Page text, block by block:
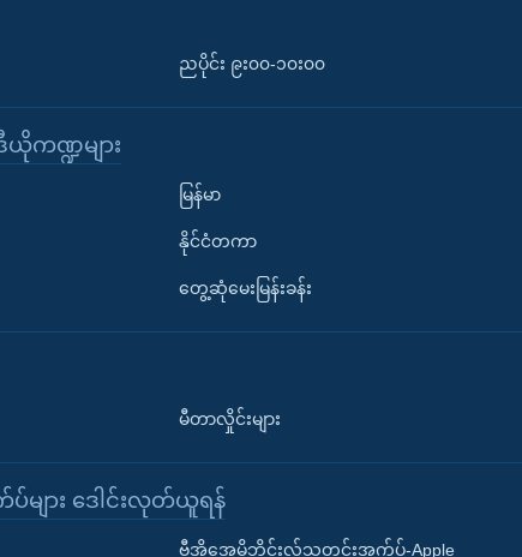
ညပိုင်း ၉း၀၀-၁၀း၀၀
ကဏ္ဍများ
မြန်မာ
နိုင်ငံတကာ
တွေ့ဆုံမေးမြန်းခန်း
မီတာလှိုင်းများ
ျား ဒေါင်းလုတ်ယူရန်
ဗွီအိုအေမိုဘိုင်းလ်သတင်းအက်ပ်-Apple